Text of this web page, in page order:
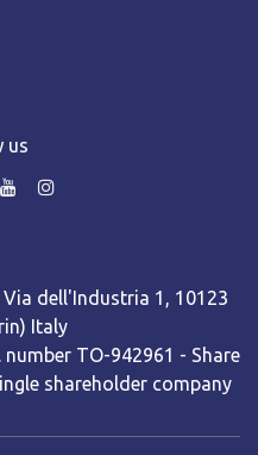
us
dell'Industria 1, 10123
Italy
number TO-942961 - Share
shareholder company